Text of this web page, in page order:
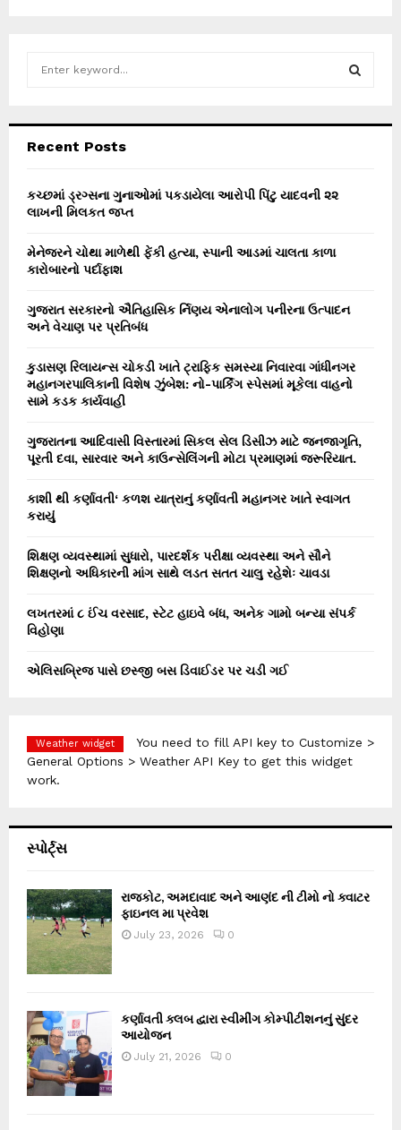
h
o
r
Recent Posts
કચ્છમાં ડ્રગ્સના ગુનાઓમાં પકડાયેલા આરોપી પિંટુ યાદવની ૨૨
લાખની મિલકત જપ્ત
મેનેજરને ચોથા માળેથી ફેંકી હત્યા, સ્પાની આડમાં ચાલતા કાળા
કારોબારનો પર્દાફાશ
ગુજરાત સરકારનો ઐતિહાસિક ર્નિણય એનાલોગ પનીરના ઉત્પાદન
અને વેચાણ પર પ્રતિબંધ
કુડાસણ રિલાયન્સ ચોકડી ખાતે ટ્રાફિક સમસ્યા નિવારવા ગાંધીનગર
મહાનગરપાલિકાની વિશેષ ઝુંબેશ: નો-પાર્કિંગ સ્પેસમાં મૂકેલા વાહનો
સામે કડક કાર્યવાહી
ગુજરાતના આદિવાસી વિસ્તારમાં સિકલ સેલ ડિસીઝ માટે જનજાગૃતિ,
પૂરતી દવા, સારવાર અને કાઉન્સેલિંગની મોટા પ્રમાણમાં જરૂરિયાત.
કાશી થી કર્ણાવતી‘ કળશ યાત્રાનું કર્ણાવતી મહાનગર ખાતે સ્વાગત
કરાયું
શિક્ષણ વ્યવસ્થામાં સુધારો, પારદર્શક પરીક્ષા વ્યવસ્થા અને સૌને
શિક્ષણનો અધિકારની માંગ સાથે લડત સતત ચાલુ રહેશેઃ ચાવડા
લખતરમાં ૮ ઈંચ વરસાદ, સ્ટેટ હાઇવે બંધ, અનેક ગામો બન્યા સંપર્ક
વિહોણા
એલિસબ્રિજ પાસે છસ્જી બસ ડિવાઈડર પર ચડી ગઈ
Weather widget
You need to fill API key to Customize >
General Options > Weather API Key to get this widget
work.
સ્પોર્ટ્સ
રાજકોટ, અમદાવાદ અને આણંદ ની ટીમો નો ક્વાટર
ફાઇનલ મા પ્રવેશ
July 23, 2026 0
કર્ણાવતી ક્લબ દ્વારા સ્વીમીંગ કોમ્પીટીશનનું સુંદર
આયોજન
July 21, 2026 0